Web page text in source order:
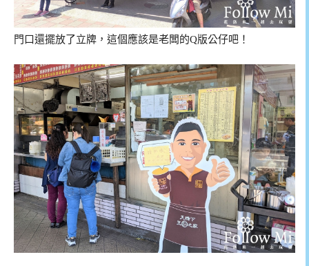
門口還擺放了立牌，這個應該是老闆的Q版公仔吧！